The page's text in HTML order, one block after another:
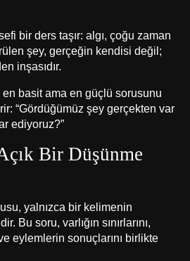
bir ders taşır: algı, çoğu zaman
şey, gerçeğin kendisi değil;
inşasıdır.
basit ama en güçlü sorusunu
“Gördüğümüz şey gerçekten var
ediyoruz?”
Bir Düşünme
yalnızca bir kelimenin
Bu soru, varlığın sınırlarını,
eylemlerin sonuçlarını birlikte